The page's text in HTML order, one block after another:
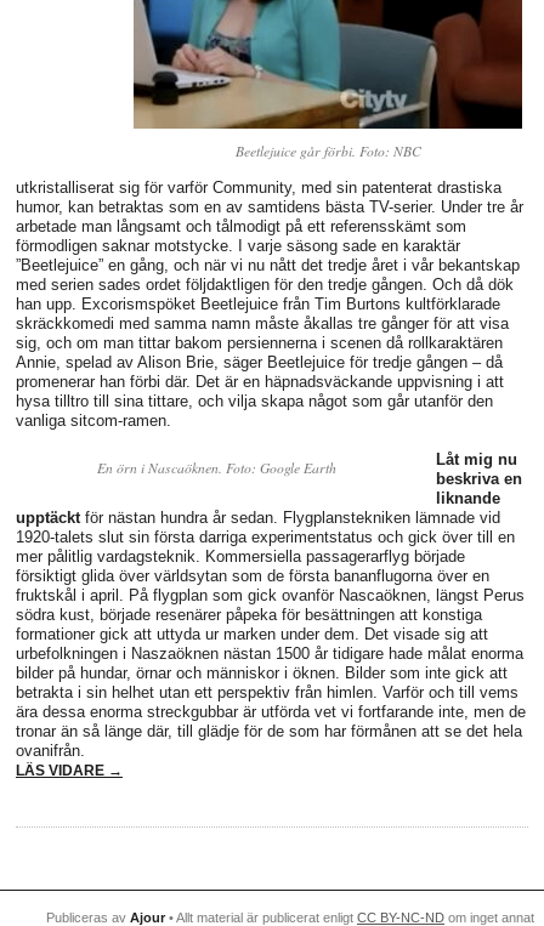
Beetlejuice går förbi. Foto: NBC
utkristalliserat sig för varför Community, med sin patenterat drastiska
humor, kan betraktas som en av samtidens bästa TV-serier. Under tre år
arbetade man långsamt och tålmodigt på ett referensskämt som
förmodligen saknar motstycke. I varje säsong sade en karaktär
”Beetlejuice” en gång, och när vi nu nått det tredje året i vår bekantskap
med serien sades ordet följdaktligen för den tredje gången. Och då dök
han upp. Excorismspöket Beetlejuice från Tim Burtons kultförklarade
skräckkomedi med samma namn måste åkallas tre gånger för att visa
sig, och om man tittar bakom persiennerna i scenen då rollkaraktären
Annie, spelad av Alison Brie, säger Beetlejuice för tredje gången – då
promenerar han förbi där. Det är en häpnadsväckande uppvisning i att
hysa tilltro till sina tittare, och vilja skapa något som går utanför den
vanliga sitcom-ramen.
En örn i Nascaöknen. Foto: Google Earth
Låt mig nu
beskriva en
liknande
upptäcktför nästan hundra år sedan. Flygplanstekniken lämnade vid
1920-talets slut sin första darriga experimentstatus och gick över till en
mer pålitlig vardagsteknik. Kommersiella passagerarflyg började
försiktigt glida över världsytan som de första bananflugorna över en
fruktskål i april. På flygplan som gick ovanför Nascaöknen, längst Perus
södra kust, började resenärer påpeka för besättningen att konstiga
formationer gick att uttyda ur marken under dem. Det visade sig att
urbefolkningen i Naszaöknen nästan 1500 år tidigare hade målat enorma
bilder på hundar, örnar och människor i öknen. Bilder som inte gick att
betrakta i sin helhet utan ett perspektiv från himlen. Varför och till vems
ära dessa enorma streckgubbar är utförda vet vi fortfarande inte, men de
tronar än så länge där, till glädje för de som har förmånen att se det hela
ovanifrån.
LÄS VIDARE →
Publiceras av Ajour • Allt material är publicerat enligt CC BY-NC-ND om inget annat